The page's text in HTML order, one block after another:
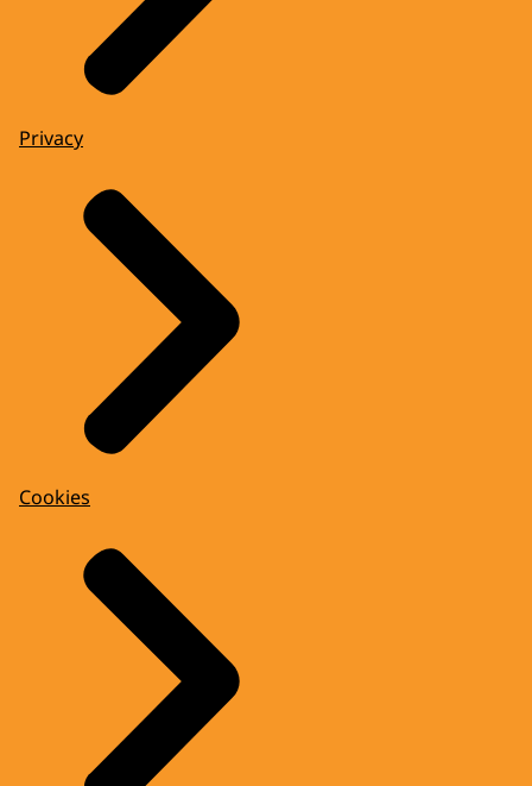
Privacy
Cookies